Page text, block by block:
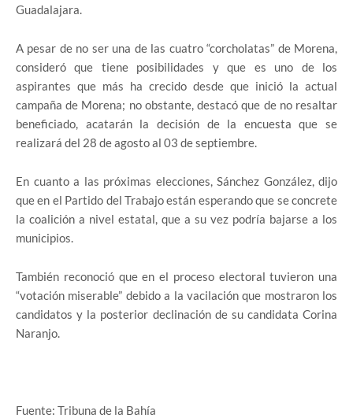
Guadalajara.
A pesar de no ser una de las cuatro “corcholatas” de Morena,
consideró que tiene posibilidades y que es uno de los
aspirantes que más ha crecido desde que inició la actual
campaña de Morena; no obstante, destacó que de no resaltar
beneficiado, acatarán la decisión de la encuesta que se
realizará del 28 de agosto al 03 de septiembre.
En cuanto a las próximas elecciones, Sánchez González, dijo
que en el Partido del Trabajo están esperando que se concrete
la coalición a nivel estatal, que a su vez podría bajarse a los
municipios.
También reconoció que en el proceso electoral tuvieron una
“votación miserable” debido a la vacilación que mostraron los
candidatos y la posterior declinación de su candidata Corina
Naranjo.
Fuente: Tribuna de la Bahía